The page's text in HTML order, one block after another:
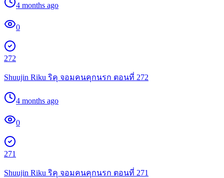
4 months ago
0
272
Shuujin Riku ริคุ จอมคนคุกนรก ตอนที่ 272
4 months ago
0
271
Shuujin Riku ริคุ จอมคนคุกนรก ตอนที่ 271